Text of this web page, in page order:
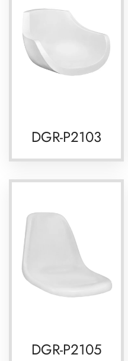
DGR-P2103
DGR-P2105